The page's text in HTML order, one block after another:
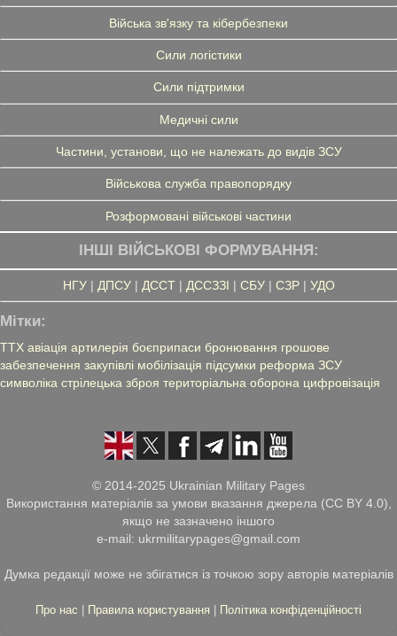
Війська зв'язку та кібербезпеки
Сили логістики
Сили підтримки
Медичні сили
Частини, установи, що не належать до видів ЗСУ
Військова служба правопорядку
Розформовані військові частини
ІНШІ ВІЙСЬКОВІ ФОРМУВАННЯ:
НГУ| ДПСУ| ДССТ| ДССЗЗІ | СБУ| СЗР| УДО
Мітки:
ТТХ авіація артилерія боєприпаси бронювання грошове
забезпечення закупівлі мобілізація підсумки реформа ЗСУ
символіка стрілецька зброя територіальна оборона цифровізація
© 2014-2025 Ukrainian Military Pages
Використання матеріалів за умови вказання джерела (CC BY 4.0),
якщо не зазначено іншого
e-mail: ukrmilitarypages@gmail.com
Думка редакції може не збігатися із точкою зору авторів матеріалів
Про нас Правила користування Політика конфіденційності